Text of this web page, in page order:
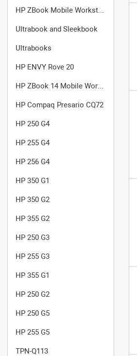
HP ZBook Mobile Workstation
Ultrabook and Sleekbook
Ultrabooks
HP ENVY Rove 20
HP ZBook 14 Mobile Workstation
HP Compaq Presario CQ72
HP 250 G4
HP 255 G4
HP 256 G4
HP 350 G1
HP 350 G2
HP 355 G2
HP 250 G3
HP 255 G3
HP 355 G1
HP 250 G2
HP 250 G5
HP 255 G5
TPN-Q113